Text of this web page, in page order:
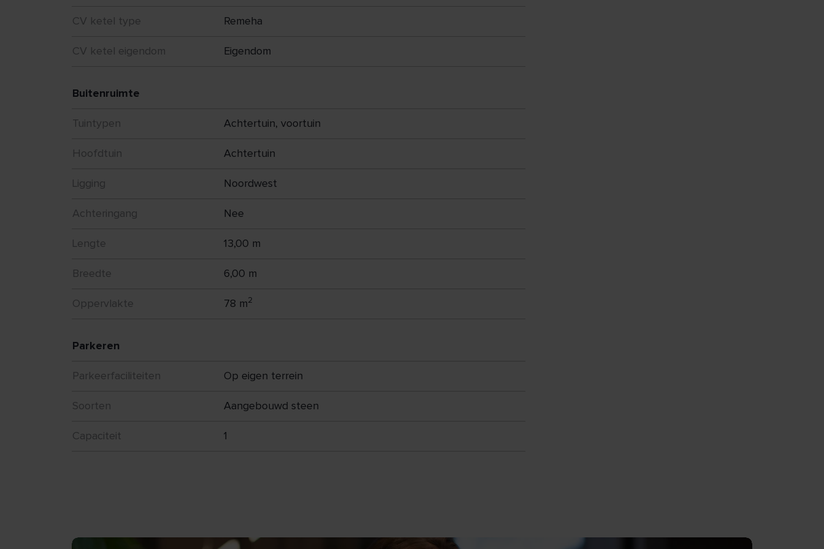
CV ketel type Remeha
CV ketel eigendom Eigendom
Buitenruimte
Tuintypen Achtertuin, voortuin
Hoofdtuin Achtertuin
Ligging Noordwest
Achteringang Nee
Lengte 13,00 m
Breedte 6,00 m
Oppervlakte 78 m2
Parkeren
Parkeerfaciliteiten Op eigen terrein
Soorten Aangebouwd steen
Capaciteit 1